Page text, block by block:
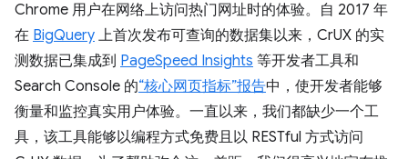
Chrome 用户在网络上访问热门网址时的体验。自 2017 年
在 BigQuery 上首次发布可查询的数据集以来，CrUX 的实
测数据已集成到 PageSpeed Insights 等开发者工具和
Search Console 的“核心网页指标”报告中，使开发者能够
衡量和监控真实用户体验。一直以来，我们都缺少一个工
具，该工具能够以编程方式免费且以 RESTful 方式访问